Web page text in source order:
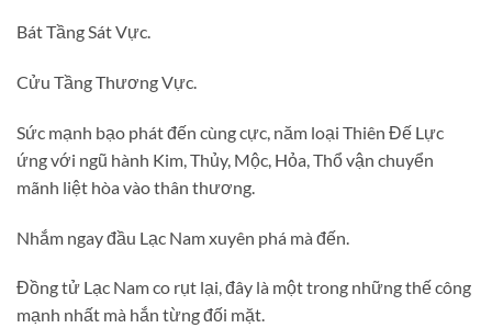
Bát Tầng Sát Vực.
Cửu Tầng Thương Vực.
Sức mạnh bạo phát đến cùng cực, năm loại Thiên Đế Lực
ứng với ngũ hành Kim, Thủy, Mộc, Hỏa, Thổ vận chuyển
mãnh liệt hòa vào thân thương.
Nhắm ngay đầu Lạc Nam xuyên phá mà đến.
Đồng tử Lạc Nam co rụt lại, đây là một trong những thế công
mạnh nhất mà hắn từng đối mặt.